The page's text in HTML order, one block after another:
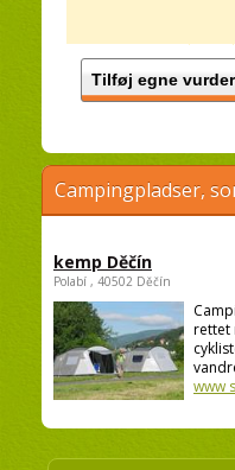
Tilføj egne
Campingpladser,
kemp Děčín
Polabí , 40502 Děčín
rettet
www